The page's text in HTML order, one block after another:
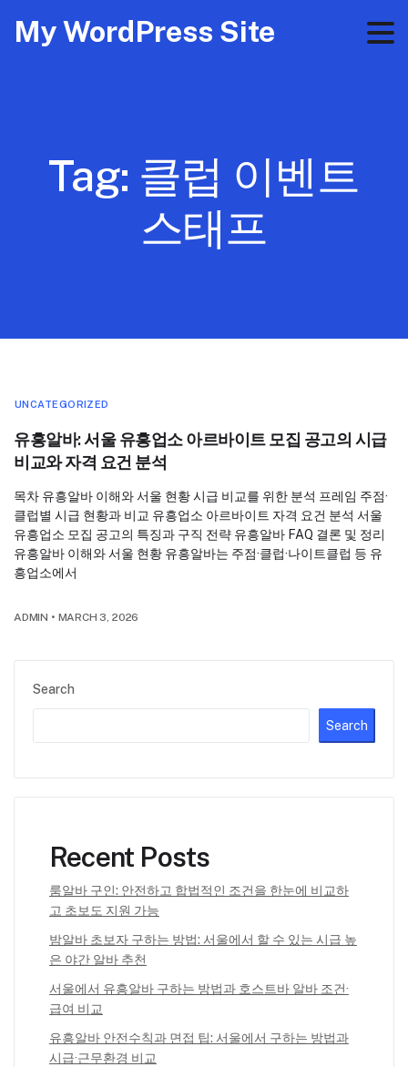
My WordPress Site
Tag: 클럽 이벤트
스태프
Search
Search
Recent Posts
룸알바 구인: 안전하고 합법적인 조건을 한눈에 비교하
고 초보도 지원 가능
밤알바 초보자 구하는 방법: 서울에서 할 수 있는 시급 높
은 야간 알바 추천
서울에서 유흥알바 구하는 방법과 호스트바 알바 조건·
급여 비교
유흥알바 안전수칙과 면접 팁: 서울에서 구하는 방법과
시급·근무환경 비교
UNCATEGORIZED
유흥알바: 서울 유흥업소 아르바이트 모집 공고의 시급
비교와 자격 요건 분석
목차 유흥알바 이해와 서울 현황 시급 비교를 위한 분석 프레임 주점·
클럽별 시급 현황과 비교 유흥업소 아르바이트 자격 요건 분석 서울
유흥업소 모집 공고의 특징과 구직 전략 유흥알바 FAQ 결론 및 정리
유흥알바 이해와 서울 현황 유흥알바는 주점·클럽·나이트클럽 등 유
흥업소에서
ADMIN • MARCH 3, 2026